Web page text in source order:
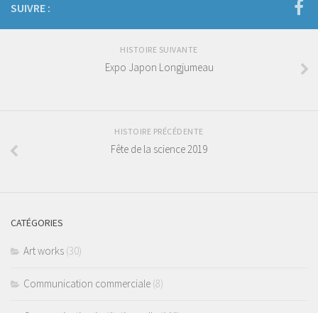
SUIVRE :
HISTOIRE SUIVANTE
Expo Japon Longjumeau
HISTOIRE PRÉCÉDENTE
Fête de la science 2019
CATÉGORIES
Art works (30)
Communication commerciale (8)